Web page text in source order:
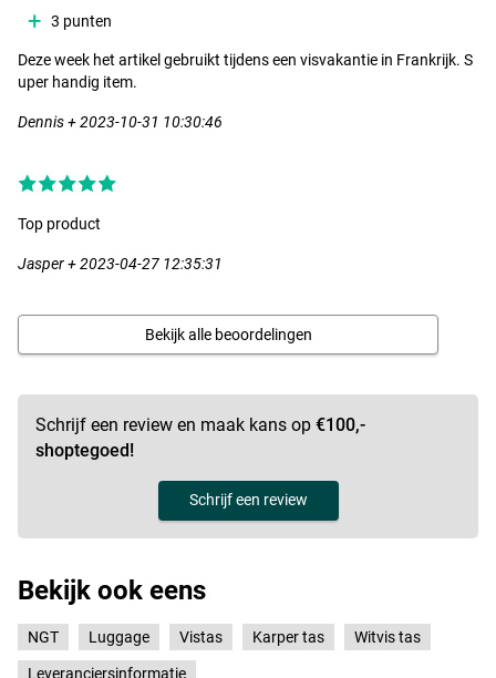
3 punten
Deze week het artikel gebruikt tijdens een visvakantie in Frankrijk. S
uper handig item.
Dennis + 2023-10-31 10:30:46
Top product
Jasper + 2023-04-27 12:35:31
Bekijk alle beoordelingen
Schrijf een review en maak kans op €100,-
shoptegoed!
Schrijf een review
Bekijk ook eens
NGT Luggage Vistas Karper tas Witvis tas
Leveranciersinformatie